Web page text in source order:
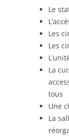
Le
Les
Les
La
tous
Une
La